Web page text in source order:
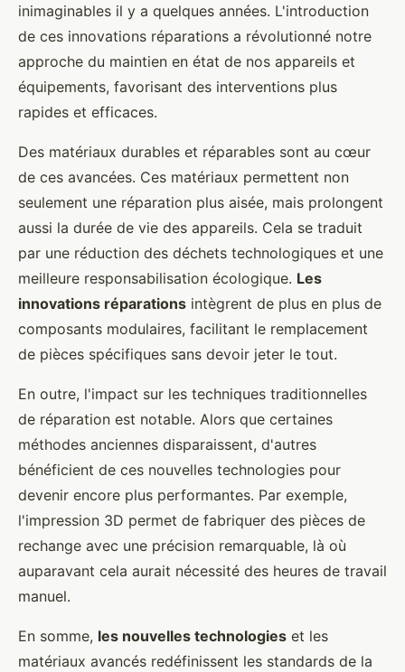
inimaginables il y a quelques années. L'introduction
de ces innovations réparations a révolutionné notre
approche du maintien en état de nos appareils et
équipements, favorisant des interventions plus
rapides et efficaces.
Des matériaux durables et réparables sont au cœur
de ces avancées. Ces matériaux permettent non
seulement une réparation plus aisée, mais prolongent
aussi la durée de vie des appareils. Cela se traduit
par une réduction des déchets technologiques et une
meilleure responsabilisation écologique. Les
innovations réparations intègrent de plus en plus de
composants modulaires, facilitant le remplacement
de pièces spécifiques sans devoir jeter le tout.
En outre, l'impact sur les techniques traditionnelles
de réparation est notable. Alors que certaines
méthodes anciennes disparaissent, d'autres
bénéficient de ces nouvelles technologies pour
devenir encore plus performantes. Par exemple,
l'impression 3D permet de fabriquer des pièces de
rechange avec une précision remarquable, là où
auparavant cela aurait nécessité des heures de travail
manuel.
En somme, les nouvelles technologies et les
matériaux avancés redéfinissent les standards de la